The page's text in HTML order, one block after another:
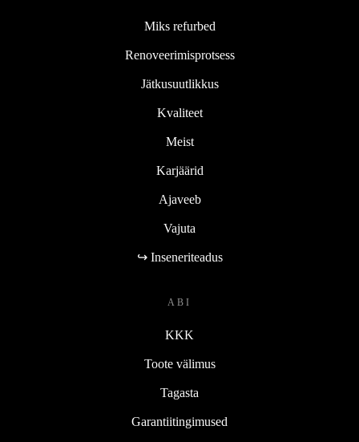
Miks refurbed
Renoveerimisprotsess
Jätkusuutlikkus
Kvaliteet
Meist
Karjäärid
Ajaveeb
Vajuta
↪ Inseneriteadus
ABI
KKK
Toote välimus
Tagasta
Garantiitingimused